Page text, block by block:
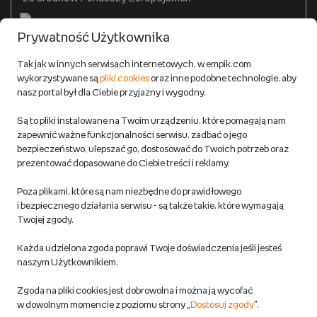
Zwroty
Reklamacje
Regulamin empik.com
Pozostałe Regulaminy Empiku
Polityka prywatności empik.com
produktów niebezpiecznych
Dostosuj zgody
Do 100 zł na pierwsze zakupy w aplikacji. Pobierz i
korzystaj z kodów zniżkowych.Dowiedz się więcej
Prywatność Użytkownika
Tak jak w innych serwisach internetowych, w empik.com
wykorzystywane sąpliki cookiesoraz inne podobne technologie, aby
nasz portal był dla Ciebie przyjazny i wygodny.
Są to pliki instalowane na Twoim urządzeniu, które pomagają nam
zapewnić ważne funkcjonalności serwisu, zadbać o jego
bezpieczeństwo, ulepszać go, dostosować do Twoich potrzeb oraz
prezentować dopasowane do Ciebie treści i reklamy.
Poza plikami, które są nam niezbędne do prawidłowego
i bezpiecznego działania serwisu - są także takie, które wymagają
Twojej zgody.
Każda udzielona zgoda poprawi Twoje doświadczenia jeśli jesteś
naszym Użytkownikiem.
Zgoda na pliki cookies jest dobrowolna i można ją wycofać
w dowolnym momencie z poziomu strony „ Dostosuj zgody”.